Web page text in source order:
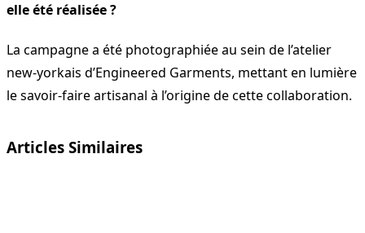
elle été réalisée ?
La campagne a été photographiée au sein de l’atelier
new-yorkais d’Engineered Garments, mettant en lumière
le savoir-faire artisanal à l’origine de cette collaboration.
Articles Similaires